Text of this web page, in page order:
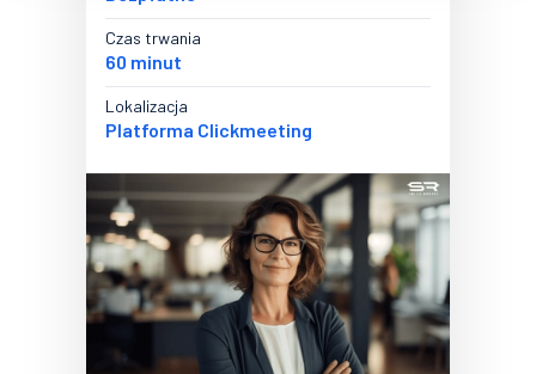
Czas trwania
60 minut
Lokalizacja
Platforma Clickmeeting